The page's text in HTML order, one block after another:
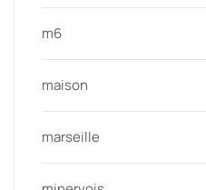
m6
maison
marseille